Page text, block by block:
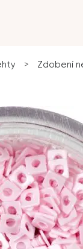
> Zdobení